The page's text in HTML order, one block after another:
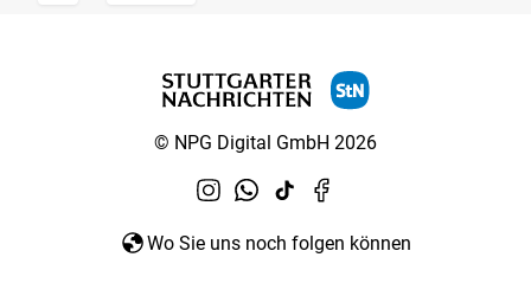
© NPG Digital GmbH 2026
Wo Sie uns noch folgen können